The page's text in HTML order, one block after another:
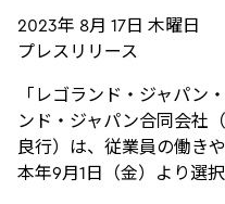
2023年 8月 17日 木曜日
プレスリリース
「レゴランド・ジャパン
ンド・ジャパン合同会社
良行）は、従業員の働き
本年9月1日（金）より選